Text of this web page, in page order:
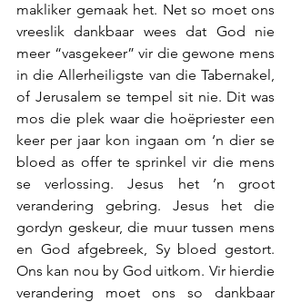
makliker gemaak het. Net so moet ons
vreeslik dankbaar wees dat God nie
meer “vasgekeer” vir die gewone mens
in die Allerheiligste van die Tabernakel,
of Jerusalem se tempel sit nie. Dit was
mos die plek waar die hoëpriester een
keer per jaar kon ingaan om ‘n dier se
bloed as offer te sprinkel vir die mens
se verlossing. Jesus het ’n groot
verandering gebring. Jesus het die
gordyn geskeur, die muur tussen mens
en God afgebreek, Sy bloed gestort.
Ons kan nou by God uitkom. Vir hierdie
verandering moet ons so dankbaar